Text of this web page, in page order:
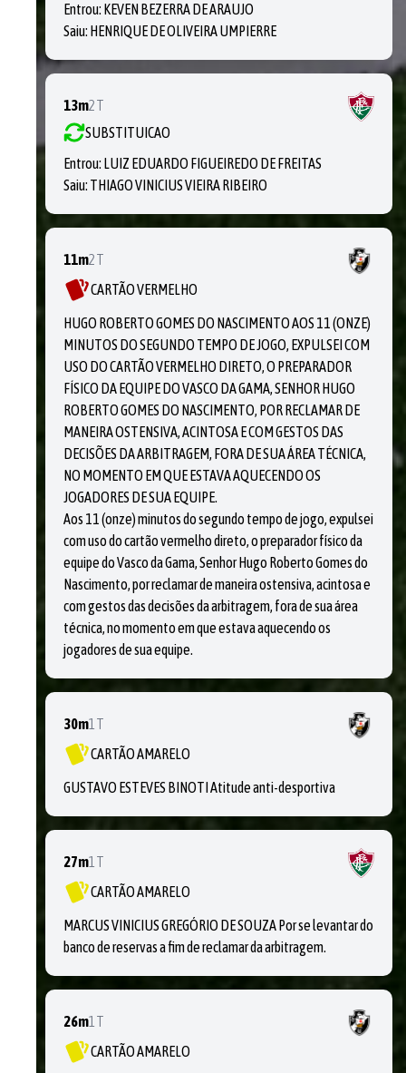
Entrou: KEVEN BEZERRA DE ARAUJO
Saiu: HENRIQUE DE OLIVEIRA UMPIERRE
13m2T
SUBSTITUICAO
Entrou: LUIZ EDUARDO FIGUEIREDO DE FREITAS
Saiu: THIAGO VINICIUS VIEIRA RIBEIRO
11m2T
CARTÃO VERMELHO
HUGO ROBERTO GOMES DO NASCIMENTO AOS 11 (ONZE)
MINUTOS DO SEGUNDO TEMPO DE JOGO, EXPULSEI COM
USO DO CARTÃO VERMELHO DIRETO, O PREPARADOR
FÍSICO DA EQUIPE DO VASCO DA GAMA, SENHOR HUGO
ROBERTO GOMES DO NASCIMENTO, POR RECLAMAR DE
MANEIRA OSTENSIVA, ACINTOSA E COM GESTOS DAS
DECISÕES DA ARBITRAGEM, FORA DE SUA ÁREA TÉCNICA,
NO MOMENTO EM QUE ESTAVA AQUECENDO OS
JOGADORES DE SUA EQUIPE.
Aos 11 (onze) minutos do segundo tempo de jogo, expulsei
com uso do cartão vermelho direto, o preparador físico da
equipe do Vasco da Gama, Senhor Hugo Roberto Gomes do
Nascimento, por reclamar de maneira ostensiva, acintosa e
com gestos das decisões da arbitragem, fora de sua área
técnica, no momento em que estava aquecendo os
jogadores de sua equipe.
30m1T
CARTÃO AMARELO
GUSTAVO ESTEVES BINOTI Atitude anti-desportiva
27m1T
CARTÃO AMARELO
MARCUS VINICIUS GREGÓRIO DE SOUZA Por se levantar do
banco de reservas a fim de reclamar da arbitragem.
26m1T
CARTÃO AMARELO